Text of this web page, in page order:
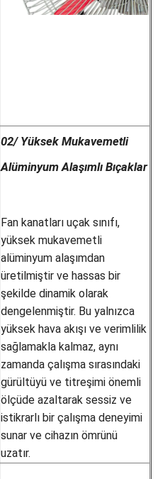
02/ Yüksek Mukavemetli
Alüminyum Alaşımlı Bıçaklar
Fan kanatları uçak sınıfı,
yüksek mukavemetli
alüminyum alaşımdan
üretilmiştir ve hassas bir
şekilde dinamik olarak
dengelenmiştir. Bu yalnızca
yüksek hava akışı ve verimlilik
sağlamakla kalmaz, aynı
zamanda çalışma sırasındaki
gürültüyü ve titreşimi önemli
ölçüde azaltarak sessiz ve
istikrarlı bir çalışma deneyimi
sunar ve cihazın ömrünü
uzatır.